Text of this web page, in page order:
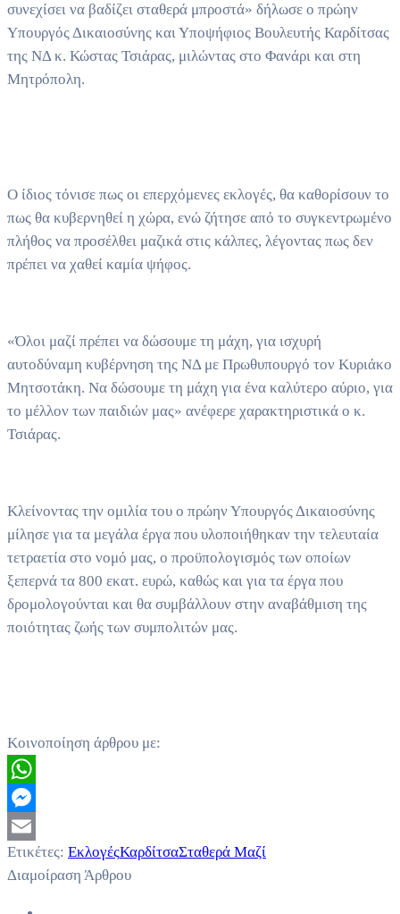
συνεχίσει να βαδίζει σταθερά μπροστά» δήλωσε ο πρώην
Υπουργός Δικαιοσύνης και Υποψήφιος Βουλευτής Καρδίτσας
της ΝΔ κ. Κώστας Τσιάρας, μιλώντας στο Φανάρι και στη
Μητρόπολη.
Ο ίδιος τόνισε πως οι επερχόμενες εκλογές, θα καθορίσουν το
πως θα κυβερνηθεί η χώρα, ενώ ζήτησε από το συγκεντρωμένο
πλήθος να προσέλθει μαζικά στις κάλπες, λέγοντας πως δεν
πρέπει να χαθεί καμία ψήφος.
«Όλοι μαζί πρέπει να δώσουμε τη μάχη, για ισχυρή
αυτοδύναμη κυβέρνηση της ΝΔ με Πρωθυπουργό τον Κυριάκο
Μητσοτάκη. Να δώσουμε τη μάχη για ένα καλύτερο αύριο, για
το μέλλον των παιδιών μας» ανέφερε χαρακτηριστικά ο κ.
Τσιάρας.
Κλείνοντας την ομιλία του ο πρώην Υπουργός Δικαιοσύνης
μίλησε για τα μεγάλα έργα που υλοποιήθηκαν την τελευταία
τετραετία στο νομό μας, ο προϋπολογισμός των οποίων
ξεπερνά τα 800 εκατ. ευρώ, καθώς και για τα έργα που
δρομολογούνται και θα συμβάλλουν στην αναβάθμιση της
ποιότητας ζωής των συμπολιτών μας.
Κοινοποίηση άρθρου με:
WhatsApp
Messenger
Email
Ετικέτες: ΕκλογέςΚαρδίτσαΣταθερά Μαζί
Διαμοίραση Άρθρου